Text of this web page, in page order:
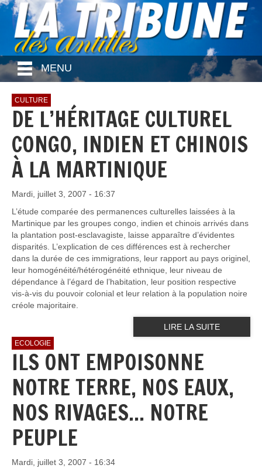
MENU
CULTURE
DE L’HÉRITAGE CULTUREL
CONGO, INDIEN ET CHINOIS
À LA MARTINIQUE
Mardi, juillet 3, 2007 - 16:37
L’étude comparée des permanences culturelles laissées à la
Martinique par les groupes congo, indien et chinois arrivés dans
la plantation post-esclavagiste, laisse apparaître d’évidentes
disparités. L’explication de ces différences est à rechercher
dans la durée de ces immigrations, leur rapport au pays originel,
leur homogénéité/hétérogénéité ethnique, leur niveau de
dépendance à l’égard de l’habitation, leur position respective
vis-à-vis du pouvoir colonial et leur relation à la population noire
créole majoritaire.
LIRE LA SUITE
ECOLOGIE
ILS ONT EMPOISONNE
NOTRE TERRE, NOS EAUX,
NOS RIVAGES... NOTRE
PEUPLE
Mardi, juillet 3, 2007 - 16:34